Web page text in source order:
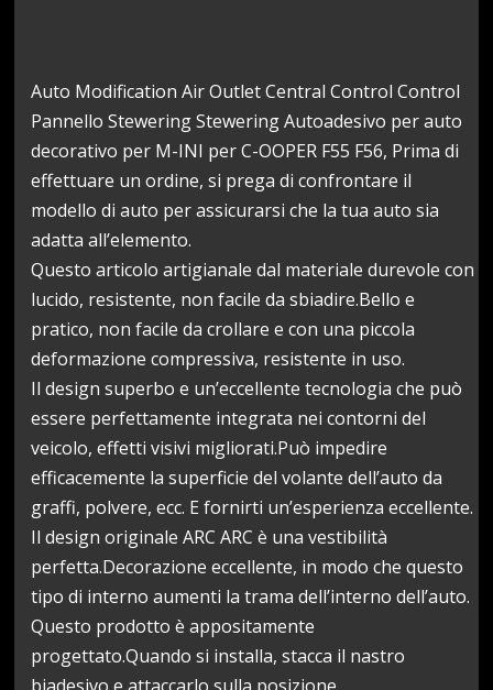
Auto Modification Air Outlet Central Control Control
Pannello Stewering Stewering Autoadesivo per auto
decorativo per M-INI per C-OOPER F55 F56, Prima di
effettuare un ordine, si prega di confrontare il
modello di auto per assicurarsi che la tua auto sia
adatta all’elemento.
Questo articolo artigianale dal materiale durevole con
lucido, resistente, non facile da sbiadire.Bello e
pratico, non facile da crollare e con una piccola
deformazione compressiva, resistente in uso.
Il design superbo e un’eccellente tecnologia che può
essere perfettamente integrata nei contorni del
veicolo, effetti visivi migliorati.Può impedire
efficacemente la superficie del volante dell’auto da
graffi, polvere, ecc. E fornirti un’esperienza eccellente.
Il design originale ARC ARC è una vestibilità
perfetta.Decorazione eccellente, in modo che questo
tipo di interno aumenti la trama dell’interno dell’auto.
Questo prodotto è appositamente
progettato.Quando si installa, stacca il nastro